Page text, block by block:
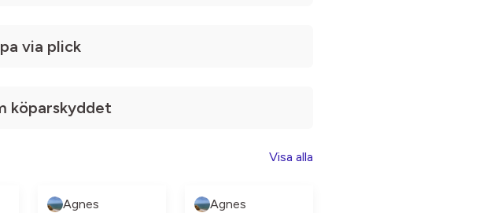
via plick
köparskyddet
Visa alla
Agnes Agnes